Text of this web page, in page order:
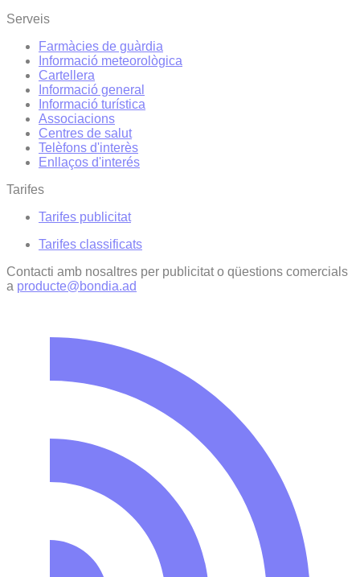
Serveis
Farmàcies de guàrdia
Informació meteorològica
Cartellera
Informació general
Informació turística
Associacions
Centres de salut
Telèfons d'interès
Enllaços d'interés
Tarifes
Tarifes publicitat
Tarifes classificats
Contacti amb nosaltres per publicitat o qüestions comercials
a producte@bondia.ad